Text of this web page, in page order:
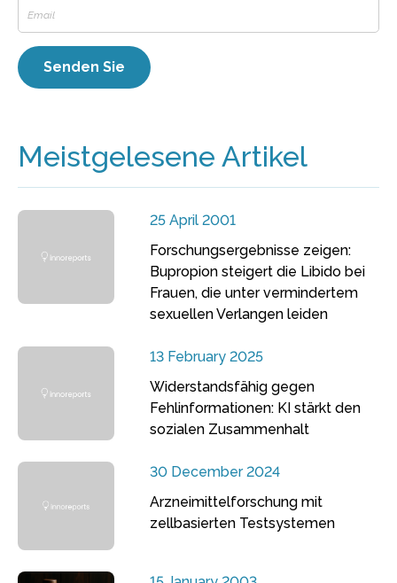
Meistgelesene Artikel
25 April 2001
Forschungsergebnisse zeigen:
Bupropion steigert die Libido bei
Frauen, die unter vermindertem
sexuellen Verlangen leiden
13 February 2025
Widerstandsfähig gegen
Fehlinformationen: KI stärkt den
sozialen Zusammenhalt
30 December 2024
Arzneimittelforschung mit
zellbasierten Testsystemen